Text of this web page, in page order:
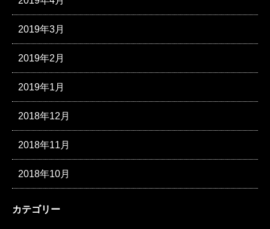
2019年3月
2019年2月
2019年1月
2018年12月
2018年11月
2018年10月
カテゴリー